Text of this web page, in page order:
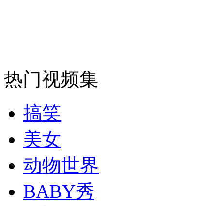
走！跟着总书记去植树
消防员救轻生者 花炮节热闹非凡
热门视频集
搞笑
美女
动物世界
BABY秀